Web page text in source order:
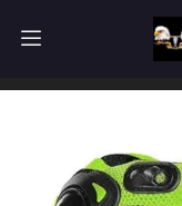
Nuestro horario de